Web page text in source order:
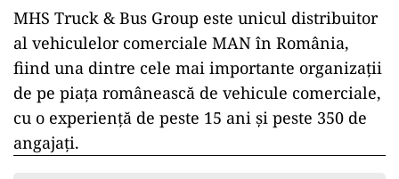
MHS Truck & Bus Group este unicul distribuitor
al vehiculelor comerciale MAN în România,
fiind una dintre cele mai importante organizații
de pe piața românească de vehicule comerciale,
cu o experiență de peste 15 ani și peste 350 de
angajați.